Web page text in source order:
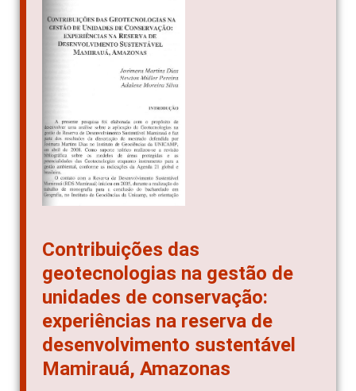
Contribuições das
geotecnologias na gestão de
unidades de conservação:
experiências na reserva de
desenvolvimento sustentável
Mamirauá, Amazonas